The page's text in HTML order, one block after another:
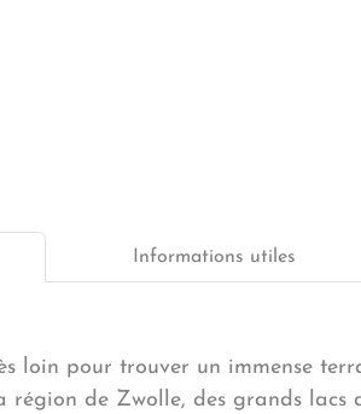
Informations utiles
loin pour trouver un immense
région de Zwolle, des grands